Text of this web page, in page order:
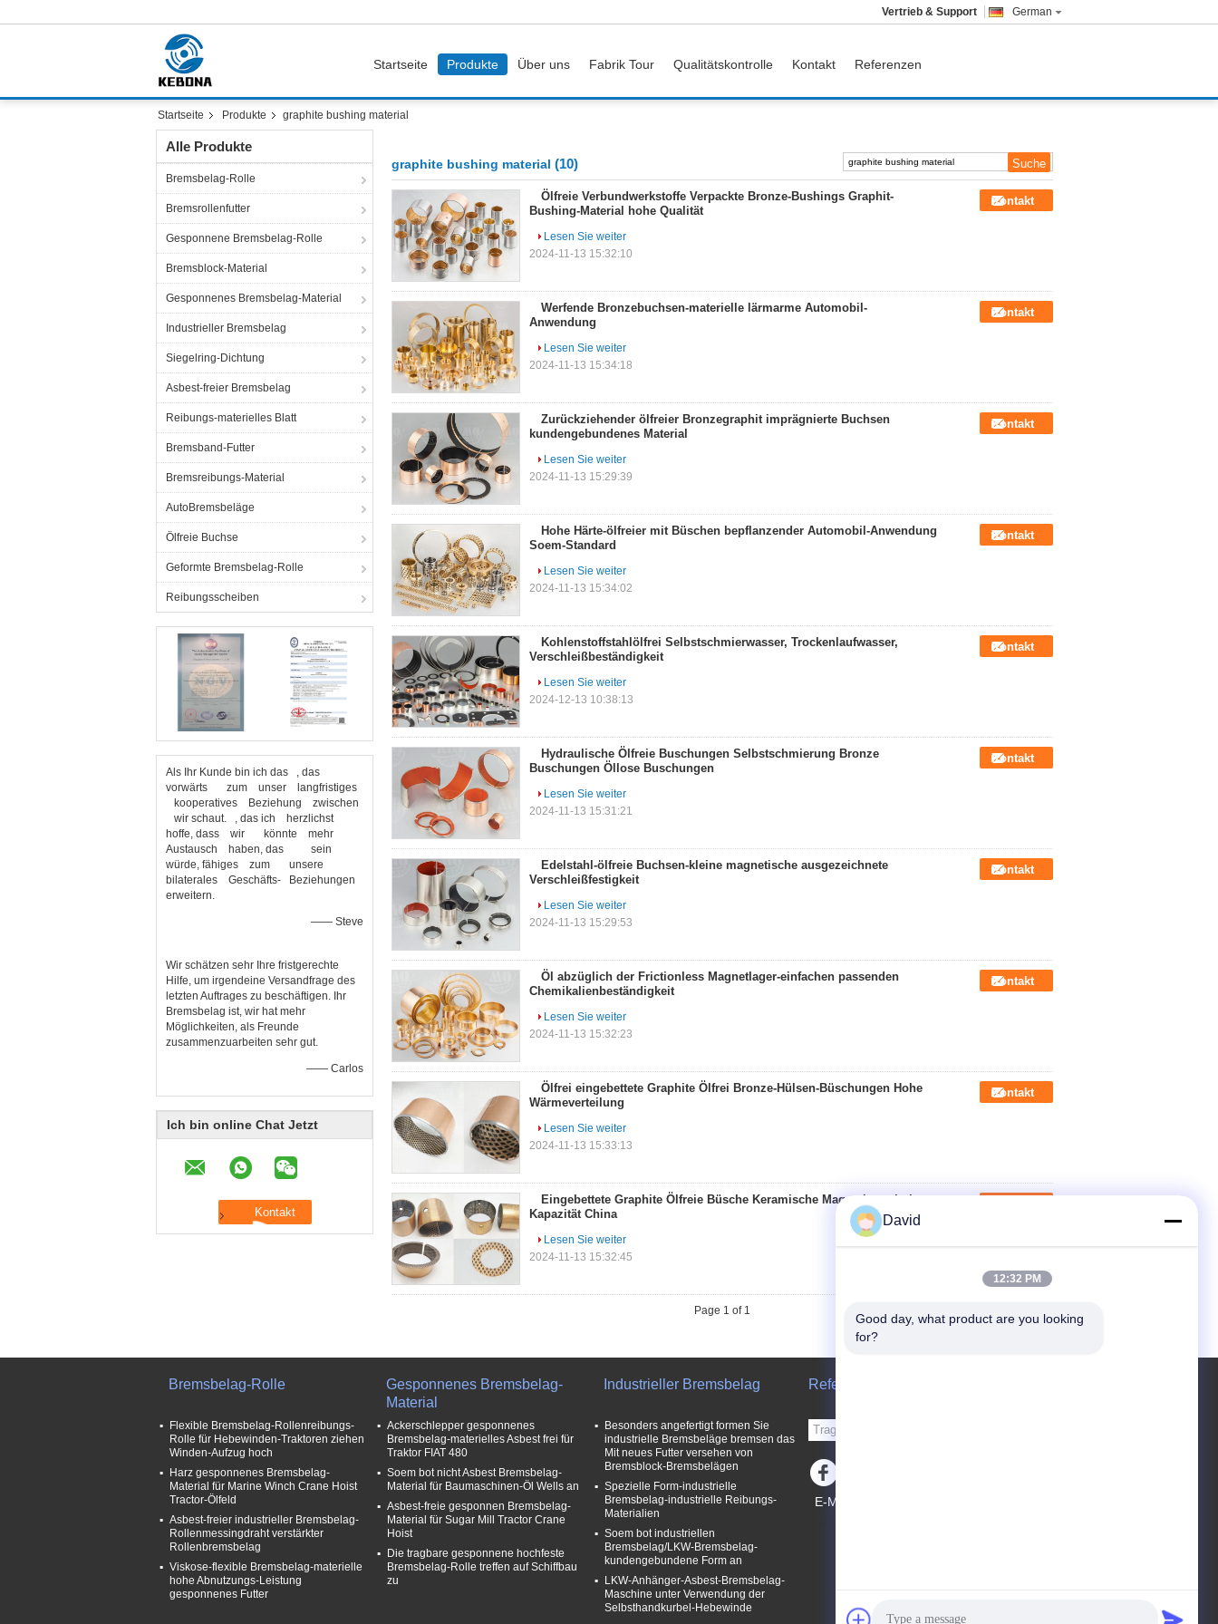
German
Vertrieb & Support
Startseite Produkte Über uns Fabrik Tour Qualitätskontrolle Kontakt Referenzen
Startseite Produkte graphite bushing material
Alle Produkte
Bremsbelag-Rolle
Bremsrollenfutter
Gesponnene Bremsbelag-Rolle
Bremsblock-Material
Gesponnenes Bremsbelag-Material
Industrieller Bremsbelag
Siegelring-Dichtung
Asbest-freier Bremsbelag
Reibungs-materielles Blatt
Bremsband-Futter
Bremsreibungs-Material
AutoBremsbeläge
Ölfreie Buchse
Geformte Bremsbelag-Rolle
Reibungsscheiben
Als Ihr Kunde bin ich das , das
vorwärts zum unser langfristiges
kooperatives Beziehung zwischen
wir schaut. , das ich herzlichst
hoffe, dass wir könnte mehr
Austausch haben, das sein
würde, fähiges zum unsere
bilaterales Geschäfts- Beziehungen
erweitern.
—— Steve
Wir schätzen sehr Ihre fristgerechte
Hilfe, um irgendeine Versandfrage des
letzten Auftrages zu beschäftigen. Ihr
Bremsbelag ist, wir hat mehr
Möglichkeiten, als Freunde
zusammenzuarbeiten sehr gut.
—— Carlos
Ich bin online Chat Jetzt
graphite bushing material (10)
Ölfreie Verbundwerkstoffe Verpackte Bronze-Bushings Graphit-
Bushing-Material hohe Qualität
Kontakt
Lesen Sie weiter
2024-11-13 15:32:10
Werfende Bronzebuchsen-materielle lärmarme Automobil-
Anwendung
Kontakt
Lesen Sie weiter
2024-11-13 15:34:18
Zurückziehender ölfreier Bronzegraphit imprägnierte Buchsen
kundengebundenes Material
Kontakt
Lesen Sie weiter
2024-11-13 15:29:39
Hohe Härte-ölfreier mit Büschen bepflanzender Automobil-Anwendung
Soem-Standard
Kontakt
Lesen Sie weiter
2024-11-13 15:34:02
Kohlenstoffstahlölfrei Selbstschmierwasser, Trockenlaufwasser,
Verschleißbeständigkeit
Kontakt
Lesen Sie weiter
2024-12-13 10:38:13
Hydraulische Ölfreie Buschungen Selbstschmierung Bronze
Buschungen Öllose Buschungen
Kontakt
Lesen Sie weiter
2024-11-13 15:31:21
Edelstahl-ölfreie Buchsen-kleine magnetische ausgezeichnete
Verschleißfestigkeit
Kontakt
Lesen Sie weiter
2024-11-13 15:29:53
Öl abzüglich der Frictionless Magnetlager-einfachen passenden
Chemikalienbeständigkeit
Kontakt
Lesen Sie weiter
2024-11-13 15:32:23
Ölfrei eingebettete Graphite Ölfrei Bronze-Hülsen-Büschungen Hohe
Wärmeverteilung
Kontakt
Lesen Sie weiter
2024-11-13 15:33:13
Eingebettete Graphite Ölfreie Büsche Keramische Magnetlager hohe
Kapazität China
Lesen Sie weiter
2024-11-13 15:32:45
Page 1 of 1
Bremsbelag-Rolle
Flexible Bremsbelag-Rollenreibungs-
Rolle für Hebewinden-Traktoren ziehen
Winden-Aufzug hoch
Harz gesponnenes Bremsbelag-
Material für Marine Winch Crane Hoist
Tractor-Ölfeld
Asbest-freier industrieller Bremsbelag-
Rollenmessingdraht verstärkter
Rollenbremsbelag
Viskose-flexible Bremsbelag-materielle
hohe Abnutzungs-Leistung
gesponnenes Futter
Gesponnenes Bremsbelag-
Material
Ackerschlepper gesponnenes
Bremsbelag-materielles Asbest frei für
Traktor FIAT 480
Soem bot nicht Asbest Bremsbelag-
Material für Baumaschinen-Öl Wells an
Asbest-freie gesponnen Bremsbelag-
Material für Sugar Mill Tractor Crane
Hoist
Die tragbare gesponnene hochfeste
Bremsbelag-Rolle treffen auf Schiffbau
zu
Industrieller Bremsbelag
Besonders angefertigt formen Sie
industrielle Bremsbeläge bremsen das
Mit neues Futter versehen von
Bremsblock-Bremsbelägen
Spezielle Form-industrielle
Bremsbelag-industrielle Reibungs-
Materialien
Soem bot industriellen
Bremsbelag/LKW-Bremsbelag-
kundengebundene Form an
LKW-Anhänger-Asbest-Bremsbelag-
Maschine unter Verwendung der
Selbsthandkurbel-Hebewinde
Referenzen
E-Mail
David
12:32 PM
Good day, what product are you looking
for?